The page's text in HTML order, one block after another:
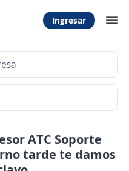
Ingresar
ATC Soporte
tarde te damos